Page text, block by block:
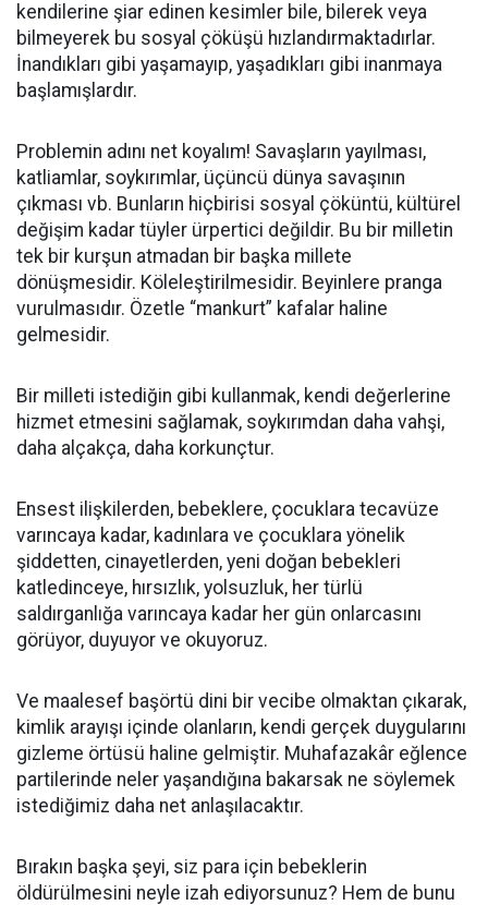
kendilerine şiar edinen kesimler bile, bilerek veya
bilmeyerek bu sosyal çöküşü hızlandırmaktadırlar.
İnandıkları gibi yaşamayıp, yaşadıkları gibi inanmaya
başlamışlardır.
Problemin adını net koyalım! Savaşların yayılması,
katliamlar, soykırımlar, üçüncü dünya savaşının
çıkması vb. Bunların hiçbirisi sosyal çöküntü, kültürel
değişim kadar tüyler ürpertici değildir. Bu bir milletin
tek bir kurşun atmadan bir başka millete
dönüşmesidir. Köleleştirilmesidir. Beyinlere pranga
vurulmasıdır. Özetle “mankurt” kafalar haline
gelmesidir.
Bir milleti istediğin gibi kullanmak, kendi değerlerine
hizmet etmesini sağlamak, soykırımdan daha vahşi,
daha alçakça, daha korkunçtur.
Ensest ilişkilerden, bebeklere, çocuklara tecavüze
varıncaya kadar, kadınlara ve çocuklara yönelik
şiddetten, cinayetlerden, yeni doğan bebekleri
katledinceye, hırsızlık, yolsuzluk, her türlü
saldırganlığa varıncaya kadar her gün onlarcasını
görüyor, duyuyor ve okuyoruz.
Ve maalesef başörtü dini bir vecibe olmaktan çıkarak,
kimlik arayışı içinde olanların, kendi gerçek duygularını
gizleme örtüsü haline gelmiştir. Muhafazakâr eğlence
partilerinde neler yaşandığına bakarsak ne söylemek
istediğimiz daha net anlaşılacaktır.
Bırakın başka şeyi, siz para için bebeklerin
öldürülmesini neyle izah ediyorsunuz? Hem de bunu